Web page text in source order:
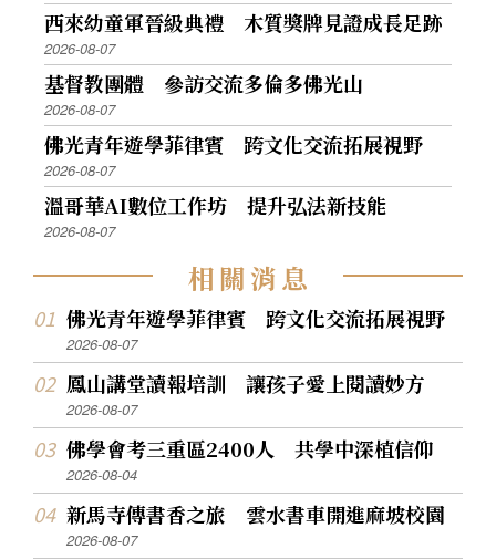
西來幼童軍晉級典禮 木質獎牌見證成長足跡
2026-08-07
基督教團體 參訪交流多倫多佛光山
2026-08-07
佛光青年遊學菲律賓 跨文化交流拓展視野
2026-08-07
溫哥華AI數位工作坊 提升弘法新技能
2026-08-07
相關消息
佛光青年遊學菲律賓 跨文化交流拓展視野
2026-08-07
鳳山講堂讀報培訓 讓孩子愛上閱讀妙方
2026-08-07
佛學會考三重區2400人 共學中深植信仰
2026-08-04
新馬寺傳書香之旅 雲水書車開進麻坡校園
2026-08-07